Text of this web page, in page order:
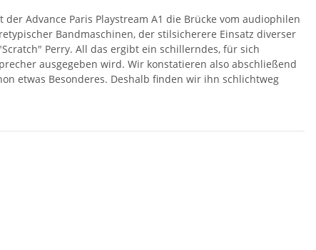
Advance Paris Playstream A1 die Brücke vom audiophilen
Bandmaschinen, der stilsicherere Einsatz diverser
Perry. All das ergibt ein schillerndes, für sich
ausgegeben wird. Wir konstatieren also abschließend
etwas Besonderes. Deshalb finden wir ihn schlichtweg